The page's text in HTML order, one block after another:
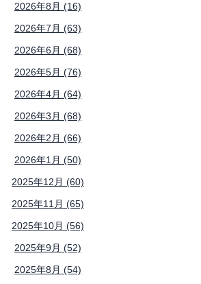
2026年8月 (16)
2026年7月 (63)
2026年6月 (68)
2026年5月 (76)
2026年4月 (64)
2026年3月 (68)
2026年2月 (66)
2026年1月 (50)
2025年12月 (60)
2025年11月 (65)
2025年10月 (56)
2025年9月 (52)
2025年8月 (54)